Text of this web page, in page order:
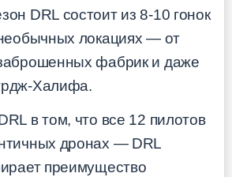
DRL состоит из 8-10 гонок
локациях — от
фабрик и даже
Халифа.
в том, что все 12 пилотов
дронах — DRL
преимущество